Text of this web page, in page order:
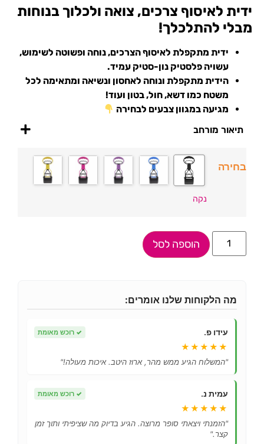
ידית לאיסוף צרכים, צואה ולכלוך בנוחות
מבלי להתלכלך!
ידית מתקפלת לאיסוף הצרכים, נוחה ופשוטה לשימוש,
עשויה פלסטיק נון-סטיק עמיד.
הידית מתקפלת ונוחה לאחסון ונשיאה ומתאימה לכל
משטח כמו דשא, חול, בטון ועוד!
מגיעה במגוון צבעים לבחירה
תיאור מורחב
בחירה
נקה
הוספה לסל
מה הלקוחות שלנו אומרים:
עידו פ. ✓ רוכש מאומת
★★★★★
"המשלוח הגיע ממש מהר, ארוז היטב. איכות מעולה!"
עמית נ. ✓ רוכש מאומת
★★★★★
"הזמנתי ויצאתי סופר מרוצה. הגיע בדיוק מה שציפיתי ותוך זמן
קצר."